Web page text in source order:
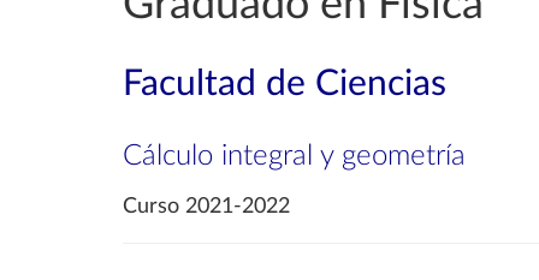
Facultad de Ciencias
Cálculo integral y geometría
Curso 2021-2022